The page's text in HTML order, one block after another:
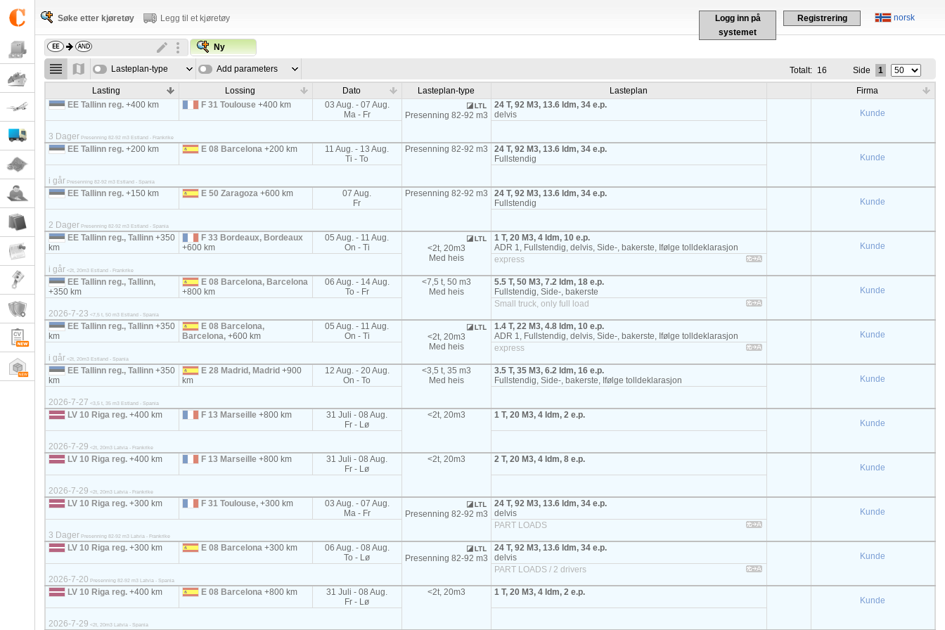
norsk
Logg inn på
systemet
Registrering
Søke etter kjøretøy Legg til et kjøretøy
Ny
Lasteplan-type Add parameters Totalt: 16 Side 1
Lasting Lossing Dato Lasteplan-type Lasteplan
Firma
EE Tallinn reg. +400 km F 31 Toulouse +400 km
03 Aug. - 07 Aug.
Ma - Fr
Presenning 82-92 m3
24 T, 92 M3, 13.6 ldm, 34 e.p.
delvis
Kunde
3 Dager Presenning 82-92 m3 Estland - Frankrike
EE Tallinn reg. +200 km E 08 Barcelona +200 km
11 Aug. - 13 Aug.
Ti - To
Presenning 82-92 m3
24 T, 92 M3, 13.6 ldm, 34 e.p.
Fullstendig
Kunde
i går Presenning 82-92 m3 Estland - Spania
EE Tallinn reg. +150 km E 50 Zaragoza +600 km
07 Aug.
Fr
Presenning 82-92 m3
24 T, 92 M3, 13.6 ldm, 34 e.p.
Fullstendig
Kunde
2 Dager Presenning 82-92 m3 Estland - Spania
EE Tallinn reg., Tallinn +350
km
F 33 Bordeaux, Bordeaux
+600 km
05 Aug. - 11 Aug.
On - Ti
<2t, 20m3
Med heis
1 T, 20 M3, 4 ldm, 10 e.p.
ADR 1, Fullstendig, delvis, Side-, bakerste, Ifølge tolldeklarasjon
Kunde
i går <2t, 20m3 Estland - Frankrike
express
EE Tallinn reg., Tallinn,
+350 km
E 08 Barcelona, Barcelona
+800 km
06 Aug. - 14 Aug.
To - Fr
<7,5 t, 50 m3
Med heis
5.5 T, 50 M3, 7.2 ldm, 18 e.p.
Fullstendig, Side-, bakerste
Kunde
2026-7-23 <7,5 t, 50 m3 Estland - Spania
Small truck, only full load
EE Tallinn reg., Tallinn +350
km
E 08 Barcelona,
Barcelona, +600 km
05 Aug. - 11 Aug.
On - Ti
<2t, 20m3
Med heis
1.4 T, 22 M3, 4.8 ldm, 10 e.p.
ADR 1, Fullstendig, delvis, Side-, bakerste, Ifølge tolldeklarasjon
Kunde
i går <2t, 20m3 Estland - Spania
express
EE Tallinn reg., Tallinn +350
km
E 28 Madrid, Madrid +900
km
12 Aug. - 20 Aug.
On - To
<3,5 t, 35 m3
Med heis
3.5 T, 35 M3, 6.2 ldm, 16 e.p.
Fullstendig, Side-, bakerste, Ifølge tolldeklarasjon
Kunde
2026-7-27 <3,5 t, 35 m3 Estland - Spania
LV 10 Riga reg. +400 km F 13 Marseille +800 km
31 Juli - 08 Aug.
Fr - Lø
<2t, 20m3
1 T, 20 M3, 4 ldm, 2 e.p.
Kunde
2026-7-29 <2t, 20m3 Latvia - Frankrike
LV 10 Riga reg. +400 km F 13 Marseille +800 km
31 Juli - 08 Aug.
Fr - Lø
<2t, 20m3
2 T, 20 M3, 4 ldm, 8 e.p.
Kunde
2026-7-29 <2t, 20m3 Latvia - Frankrike
LV 10 Riga reg. +300 km F 31 Toulouse, +300 km
03 Aug. - 07 Aug.
Ma - Fr
Presenning 82-92 m3
24 T, 92 M3, 13.6 ldm, 34 e.p.
delvis
Kunde
3 Dager Presenning 82-92 m3 Latvia - Frankrike
PART LOADS
LV 10 Riga reg. +300 km E 08 Barcelona +300 km
06 Aug. - 08 Aug.
To - Lø
Presenning 82-92 m3
24 T, 92 M3, 13.6 ldm, 34 e.p.
delvis
Kunde
2026-7-20 Presenning 82-92 m3 Latvia - Spania
PART LOADS / 2 drivers
LV 10 Riga reg. +400 km E 08 Barcelona +800 km
31 Juli - 08 Aug.
Fr - Lø
<2t, 20m3
1 T, 20 M3, 4 ldm, 2 e.p.
Kunde
2026-7-29 <2t, 20m3 Latvia - Spania